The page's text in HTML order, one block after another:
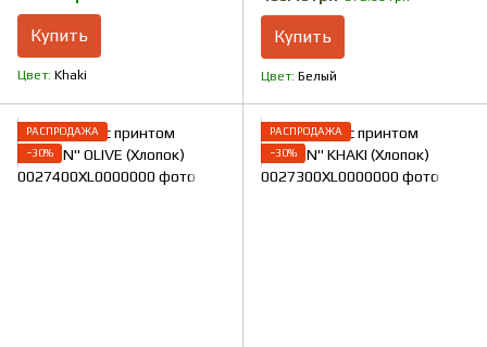
Купить
Цвет Khaki
Купить
Цвет Белый
РАСПРОДАЖА
−30%
РАСПРОДАЖА
−30%